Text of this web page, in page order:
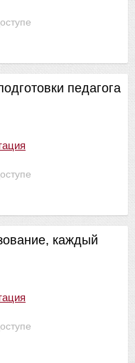
педагога
каждый